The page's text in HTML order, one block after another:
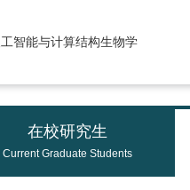
工智能与计算结构生物学
在校研究生
Current Graduate Students